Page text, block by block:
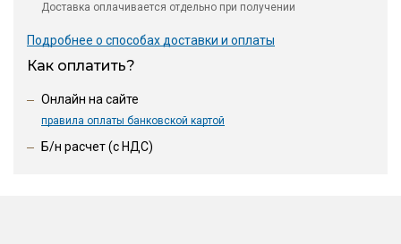
Доставка оплачивается отдельно при получении
Подробнее о способах доставки и оплаты
Как оплатить?
Онлайн на сайте
правила оплаты банковской картой
Б/н расчет (c НДС)